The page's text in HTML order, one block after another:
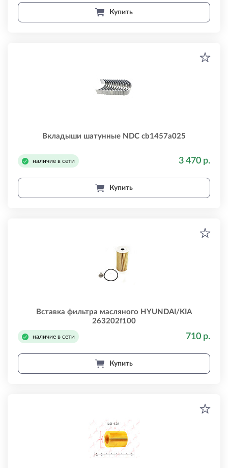
Купить
Вкладыши шатунные NDC cb1457a025
наличие в сети 3 470 р.
Купить
Вставка фильтра масляного HYUNDAI/KIA
263202f100
наличие в сети 710 р.
Купить